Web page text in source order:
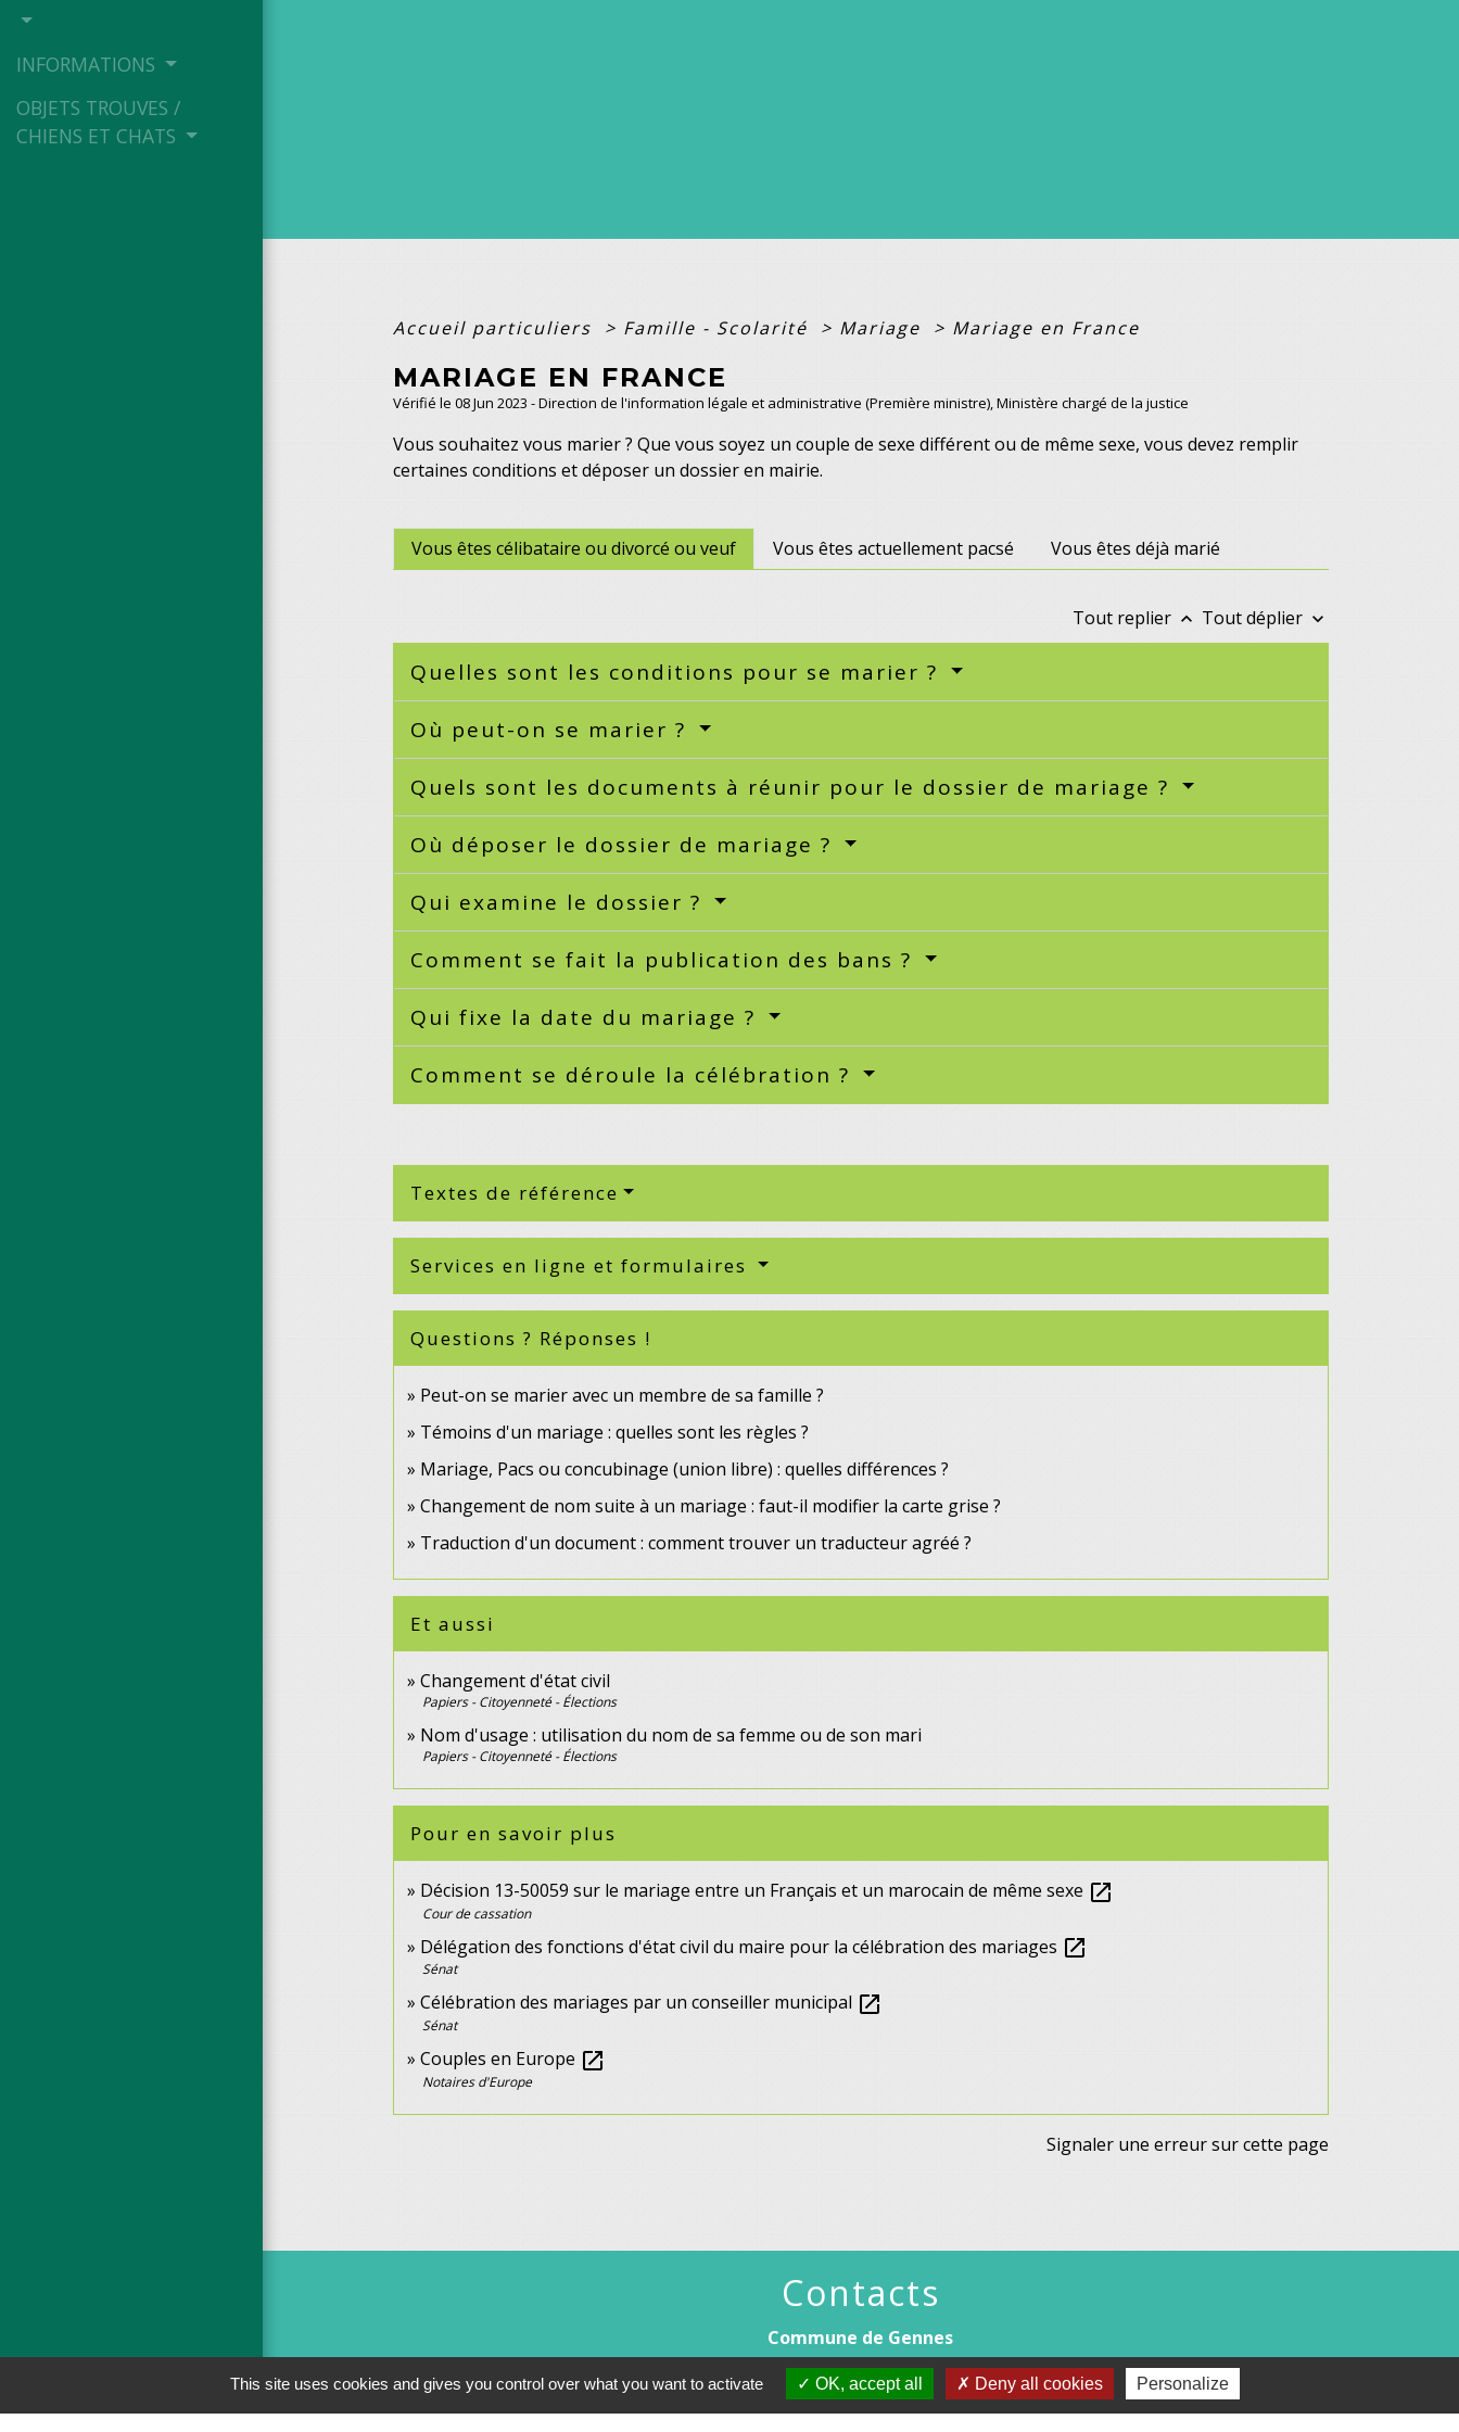
INFORMATIONS
OBJETS TROUVES /
CHIENS ET CHATS
Accueil particuliers > Famille - Scolarité > Mariage > Mariage en France
MARIAGE EN FRANCE
Vérifié le 08 Jun 2023 - Direction de l'information légale et administrative (Première ministre), Ministère chargé de la justice
Vous souhaitez vous marier ? Que vous soyez un couple de sexe différent ou de même sexe, vous devez remplir
certaines conditions et déposer un dossier en mairie.
Vous êtes célibataire ou divorcé ou veuf Vous êtes actuellement pacsé Vous êtes déjà marié
Tout replier keyboard_arrow_up Tout déplier keyboard_arrow_down
Quelles sont les conditions pour se marier ?
Où peut-on se marier ?
Quels sont les documents à réunir pour le dossier de mariage ?
Où déposer le dossier de mariage ?
Qui examine le dossier ?
Comment se fait la publication des bans ?
Qui fixe la date du mariage ?
Comment se déroule la célébration ?
Textes de référence
Services en ligne et formulaires
Questions ? Réponses !
Peut-on se marier avec un membre de sa famille ?
Témoins d'un mariage : quelles sont les règles ?
Mariage, Pacs ou concubinage (union libre) : quelles différences ?
Changement de nom suite à un mariage : faut-il modifier la carte grise ?
Traduction d'un document : comment trouver un traducteur agréé ?
Et aussi
Changement d'état civil
Papiers - Citoyenneté - Élections
Nom d'usage : utilisation du nom de sa femme ou de son mari
Papiers - Citoyenneté - Élections
Pour en savoir plus
Décision 13-50059 sur le mariage entre un Français et un marocain de même sexe open_in_new
Cour de cassation
Délégation des fonctions d'état civil du maire pour la célébration des mariages open_in_new
Sénat
Célébration des mariages par un conseiller municipal open_in_new
Sénat
Couples en Europe open_in_new
Notaires d'Europe
Signaler une erreur sur cette page
Contacts
Commune de Gennes
1 rue du Lavoir
25660 Gennes - FRANCE
+33 3 81 55 75 32
This site uses cookies and gives you control over what you want to activate OK, accept all Deny all cookies Personalize